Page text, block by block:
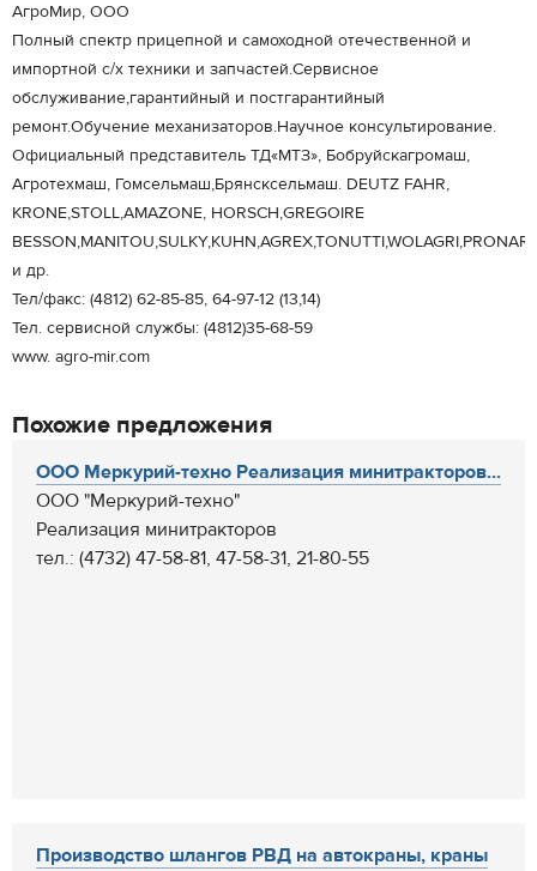
АгроМир, ООО
Полный спектр прицепной и самоходной отечественной и
импортной с/х техники и запчастей.Сервисное
обслуживание,гарантийный и постгарантийный
ремонт.Обучение механизаторов.Научное консультирование.
Официальный представитель ТД«МТЗ», Бобруйскагромаш,
Агротехмаш, Гомсельмаш,Брянсксельмаш. DEUTZ FAHR,
KRONE,STOLL,AMAZONE, HORSCH,GREGOIRE
и др.
Тел/факс: (4812) 62-85-85, 64-97-12 (13,14)
Тел. сервисной службы: (4812)35-68-59
www. agro-mir.com
Похожие предложения
ООО Меркурий-техно Реализация минитракторов...
ООО "Меркурий-техно"
Реализация минитракторов
тел.: (4732) 47-58-81, 47-58-31, 21-80-55
Производство шлангов РВД на автокраны, краны